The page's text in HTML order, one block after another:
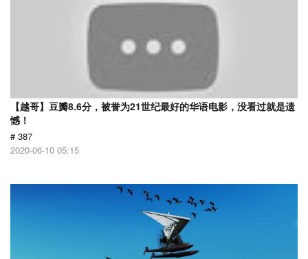
【越哥】豆瓣8.6分，被誉为21世纪最好的华语电影，没看过就是遗
憾！
# 387
2020-06-10 05:15